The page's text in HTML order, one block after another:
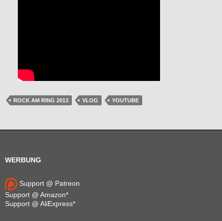
ROCK AM RING 2013 VLOG YOUTUBE
WERBUNG
Support @ Patreon
Support @ Amazon*
Support @ AliExpress*